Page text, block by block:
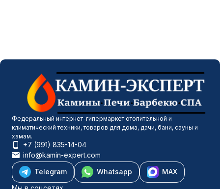
Федеральный интернет-гипермаркет отопительной и
климатический техники, товаров для дома, дачи, бани, сауны и
хамам.
+7 (991) 835-14-04
info@kamin-expert.com
Telegram
Whatsapp
MAX